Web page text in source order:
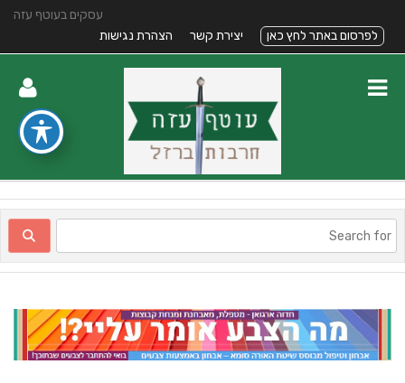
עסקים בעוטף עזה
לפרסום באתר לחץ כאן
יצירת קשר הצהרת נגישות